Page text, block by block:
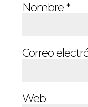
Nombre*
Correo
Web